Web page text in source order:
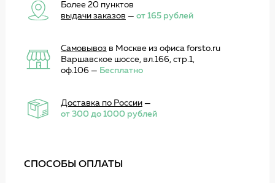
Более 20 пунктов
выдачи заказов — от 165 рублей
Самовывоз в Москве из офиса forsto.ru
Варшавское шоссе, вл.166, стр.1,
оф.106 — Бесплатно
Доставка по России—
от 300 до 1000 рублей
СПОСОБЫ ОПЛАТЫ